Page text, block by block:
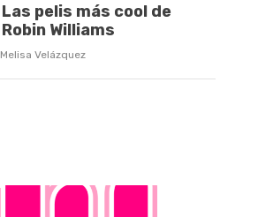
Las pelis más cool de
Robin Williams
Melisa Velázquez